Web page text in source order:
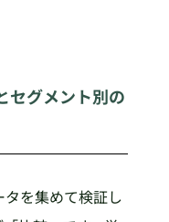
セグメント別の
を集めて検証し